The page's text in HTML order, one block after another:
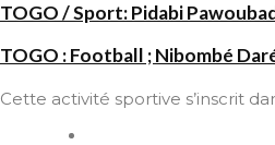
TOGO / Sport: Pidabi
TOGO : Football ; Nibombé
Cette activité sportive s’inscrit